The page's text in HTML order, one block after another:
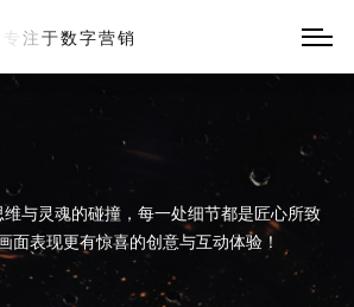
与灵魂的碰撞，每一处细节都是匠心所致
面表现更有惊喜的创意与互动体验！